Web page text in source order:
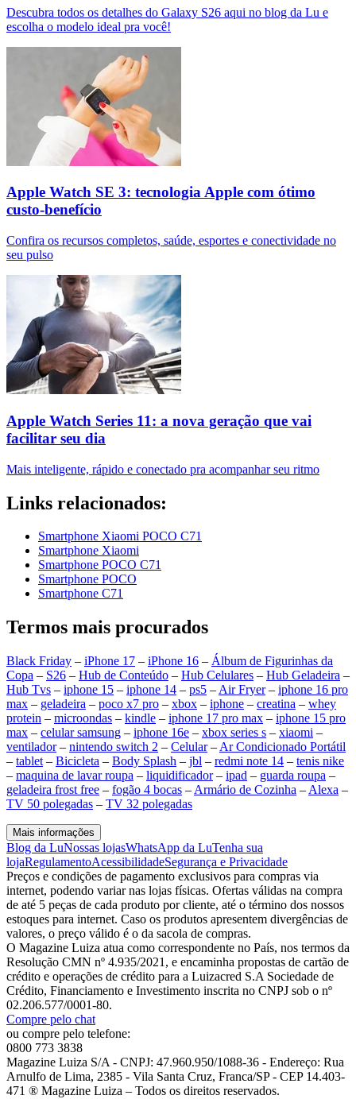
Descubra todos os detalhes do Galaxy S26 aqui no blog da Lu e
escolha o modelo ideal pra você!
Apple Watch SE 3: tecnologia Apple com ótimo
custo-benefício
Confira os recursos completos, saúde, esportes e conectividade no
seu pulso
Apple Watch Series 11: a nova geração que vai
facilitar seu dia
Mais inteligente, rápido e conectado pra acompanhar seu ritmo
Links relacionados:
Smartphone Xiaomi POCO C71
Smartphone Xiaomi
Smartphone POCO C71
Smartphone POCO
Smartphone C71
Termos mais procurados
Black Friday – iPhone 17 – iPhone 16 – Álbum de Figurinhas da
Copa – S26 – Hub de Conteúdo – Hub Celulares – Hub Geladeira –
Hub Tvs – iphone 15 – iphone 14 – ps5 – Air Fryer– iphone 16 pro
max – geladeira – poco x7 pro – xbox – iphone – creatina – whey
protein – microondas – kindle – iphone 17 pro max – iphone 15 pro
max – celular samsung – iphone 16e – xbox series s – xiaomi –
ventilador– nintendo switch 2 – Celular– Ar Condicionado Portátil
– tablet – Bicicleta – Body Splash – jbl – redmi note 14 – tenis nike
– maquina de lavar roupa – liquidificador– ipad – guarda roupa –
geladeira frost free – fogão 4 bocas – Armário de Cozinha – Alexa –
TV 50 polegadas – TV 32 polegadas
Mais informações
Blog da LuNossas lojasWhatsApp da LuTenha sua
lojaRegulamentoAcessibilidadeSegurança e Privacidade
Preços e condições de pagamento exclusivos para compras via
internet, podendo variar nas lojas físicas. Ofertas válidas na compra
de até 5 peças de cada produto por cliente, até o término dos nossos
estoques para internet. Caso os produtos apresentem divergências de
valores, o preço válido é o da sacola de compras.
O Magazine Luiza atua como correspondente no País, nos termos da
Resolução CMN nº 4.935/2021, e encaminha propostas de cartão de
crédito e operações de crédito para a Luizacred S.A Sociedade de
Crédito, Financiamento e Investimento inscrita no CNPJ sob o nº
02.206.577/0001-80.
Compre pelo chat
ou compre pelo telefone:
0800 773 3838
Magazine Luiza S/A - CNPJ: 47.960.950/1088-36 - Endereço: Rua
Arnulfo de Lima, 2385 - Vila Santa Cruz, Franca/SP - CEP 14.403-
471 ® Magazine Luiza – Todos os direitos reservados.